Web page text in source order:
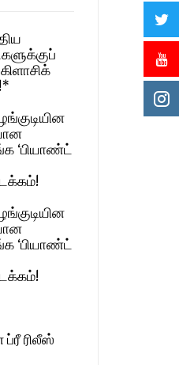
‘பியாண்ட்
‘பியாண்ட்
ப்ரீ ரிலீஸ்